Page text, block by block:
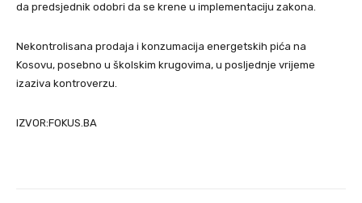
da predsjednik odobri da se krene u implementaciju zakona.
Nekontrolisana prodaja i konzumacija energetskih pića na
Kosovu, posebno u školskim krugovima, u posljednje vrijeme
izaziva kontroverzu.
IZVOR:FOKUS.BA